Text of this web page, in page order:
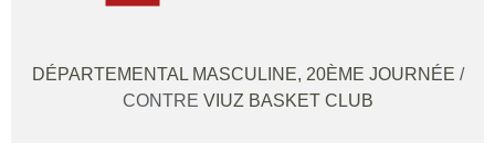
DÉPARTEMENTAL MASCULINE, 20ÈME JOURNÉE /
CONTRE VIUZ BASKET CLUB